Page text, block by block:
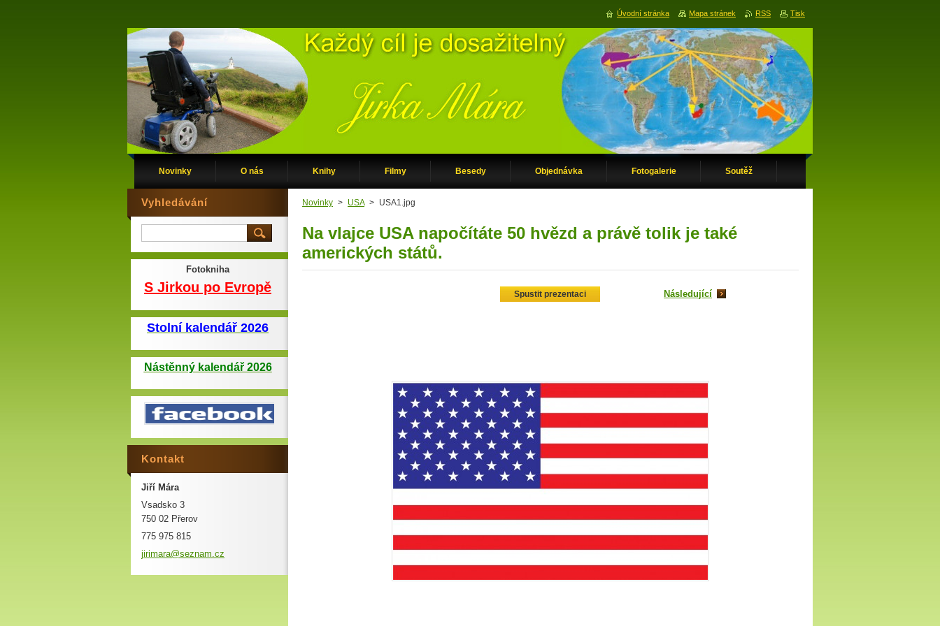
Novinky O nás Knihy Filmy Besedy Objednávka Fotogalerie Soutěž
Novinky > USA > USA1.jpg
Na vlajce USA napočítáte 50 hvězd a právě tolik je také
amerických států.
Spustit prezentaci Následující
Vyhledávání
Fotokniha
S Jirkou po Evropě
Stolní kalendář 2026
Nástěnný kalendář 2026
Kontakt
Jiří Mára
Vsadsko 3
750 02 Přerov
775 975 815
jirimara@seznam.cz
Úvodní stránka Mapa stránek RSS Tisk